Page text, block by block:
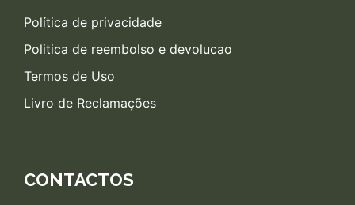
Política de privacidade
Politica de reembolso e devolucao
Termos de Uso
Livro de Reclamações
CONTACTOS